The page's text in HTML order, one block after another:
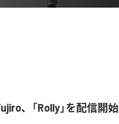
、「Rolly」を配信開始